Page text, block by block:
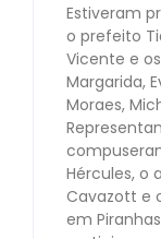
Estiveram
o prefeito
Vicente e
Margarida,
Moraes,
Hércules, o
Cavazott e
em